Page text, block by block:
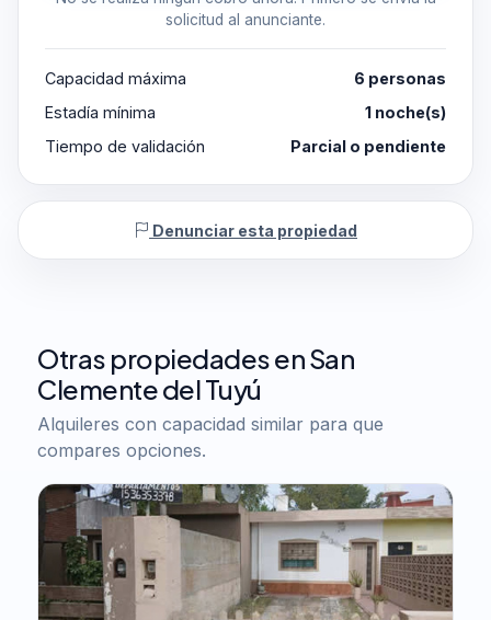
solicitud al anunciante.
Capacidad máxima
6 personas
Estadía mínima
1 noche(s)
Tiempo de validación
Parcial o pendiente
Denunciar esta propiedad
Otras propiedades en San
Clemente del Tuyú
Alquileres con capacidad similar para que
compares opciones.